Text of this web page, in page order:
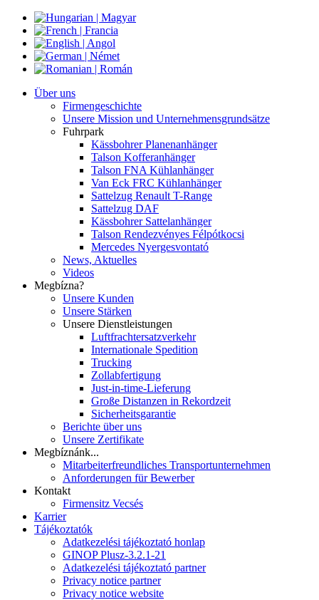
Über uns
Firmengeschichte
Unsere Mission und Unternehmensgrundsätze
Fuhrpark
Kässbohrer Planenanhänger
Talson Kofferanhänger
Talson FNA Kühlanhänger
Van Eck FRC Kühlanhänger
Sattelzug Renault T-Range
Sattelzug DAF
Kässbohrer Sattelanhänger
Talson Rendezvényes Félpótkocsi
Mercedes Nyergesvontató
News, Aktuelles
Videos
Megbízna?
Unsere Kunden
Unsere Stärken
Unsere Dienstleistungen
Luftfrachtersatzverkehr
Internationale Spedition
Trucking
Zollabfertigung
Just-in-time-Lieferung
Große Distanzen in Rekordzeit
Sicherheitsgarantie
Berichte über uns
Unsere Zertifikate
Megbíznánk...
Mitarbeiterfreundliches Transportunternehmen
Anforderungen für Bewerber
Kontakt
Firmensitz Vecsés
Karrier
Tájékoztatók
Adatkezelési tájékoztató honlap
GINOP Plusz-3.2.1-21
Adatkezelési tájékoztató partner
Privacy notice partner
Privacy notice website